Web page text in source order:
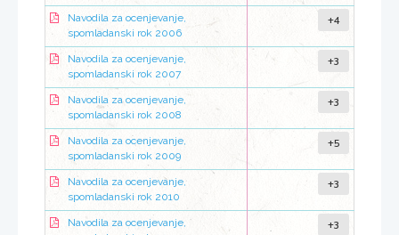
Navodila za ocenjevanje,
spomladanski rok 2006
+4
Navodila za ocenjevanje,
spomladanski rok 2007
+3
Navodila za ocenjevanje,
spomladanski rok 2008
+3
Navodila za ocenjevanje,
spomladanski rok 2009
+5
Navodila za ocenjevanje,
spomladanski rok 2010
+3
Navodila za ocenjevanje,
+3